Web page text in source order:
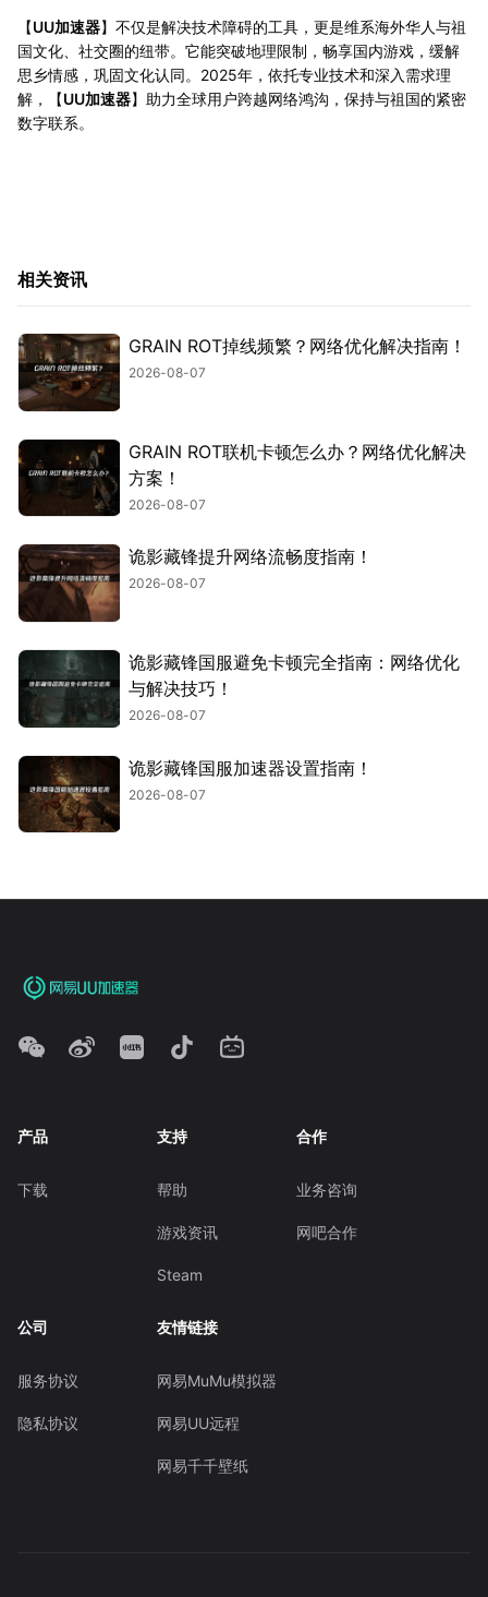
【UU加速器】不仅是解决技术障碍的工具，更是维系海外华人与祖
国文化、社交圈的纽带。它能突破地理限制，畅享国内游戏，缓解
思乡情感，巩固文化认同。2025年，依托专业技术和深入需求理
解，【UU加速器】助力全球用户跨越网络鸿沟，保持与祖国的紧密
数字联系。
相关资讯
GRAIN ROT掉线频繁？网络优化解决指南！
2026-08-07
GRAIN ROT联机卡顿怎么办？网络优化解决
方案！
2026-08-07
诡影藏锋提升网络流畅度指南！
2026-08-07
诡影藏锋国服避免卡顿完全指南：网络优化
与解决技巧！
2026-08-07
诡影藏锋国服加速器设置指南！
2026-08-07
产品
下载
支持
帮助
游戏资讯
Steam
合作
业务咨询
网吧合作
公司
服务协议
隐私协议
友情链接
网易MuMu模拟器
网易UU远程
网易千千壁纸